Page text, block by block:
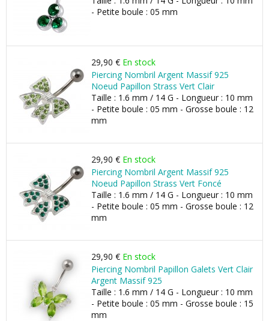
- Petite boule : 05 mm
29,90 € En stock
Piercing Nombril Argent Massif 925
Noeud Papillon Strass Vert Clair
Taille : 1.6 mm / 14 G - Longueur : 10 mm
- Petite boule : 05 mm - Grosse boule : 12
mm
29,90 € En stock
Piercing Nombril Argent Massif 925
Noeud Papillon Strass Vert Foncé
Taille : 1.6 mm / 14 G - Longueur : 10 mm
- Petite boule : 05 mm - Grosse boule : 12
mm
29,90 € En stock
Piercing Nombril Papillon Galets Vert Clair
Argent Massif 925
Taille : 1.6 mm / 14 G - Longueur : 10 mm
- Petite boule : 05 mm - Grosse boule : 15
mm